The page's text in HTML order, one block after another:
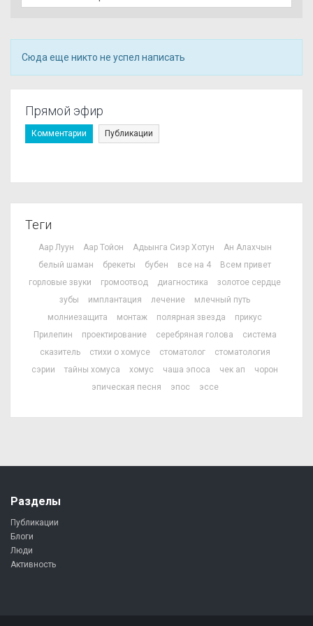
Сюда еще никто не успел написать
Прямой эфир
Комментарии Публикации
Теги
Аар Луун Аар Тойон Адьынга Сиэр Хотун
Ан Алахчын
белый шаман
брекеты бубен все на 4
Всем привет
горловые звуки
громоотвод диагностика
золотое сердце
зубы
имплантация лечение
млечный путь
молниезащита
монтаж полярная звезда
прикус
Прилепин
проектирование серебряная голова
система
сказитель
стихи о хомусе стоматолог
стоматология
сэрии
тайны хомуса хомус чаша эпоса чек ап
чорон
эпическая песня
эпос эссе
Разделы
Публикации
Блоги
Люди
Активность